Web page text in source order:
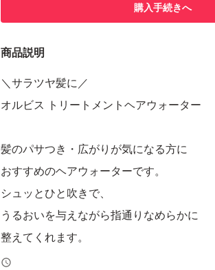
購入手続きへ
商品説明
＼サラツヤ髪に／
オルビス トリートメントヘアウォーター
髪のパサつき・広がりが気になる方に
おすすめのヘアウォーターです。
シュッとひと吹きで、
うるおいを与えながら指通りなめらかに
整えてくれます。